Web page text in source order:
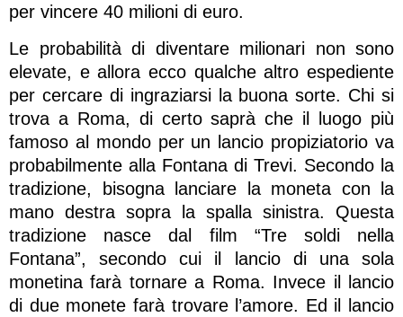
per vincere 40 milioni di euro.
Le probabilità di diventare milionari non sono
elevate, e allora ecco qualche altro espediente
per cercare di ingraziarsi la buona sorte. Chi si
trova a Roma, di certo saprà che il luogo più
famoso al mondo per un lancio propiziatorio va
probabilmente alla Fontana di Trevi. Secondo la
tradizione, bisogna lanciare la moneta con la
mano destra sopra la spalla sinistra. Questa
tradizione nasce dal film “Tre soldi nella
Fontana”, secondo cui il lancio di una sola
monetina farà tornare a Roma. Invece il lancio
di due monete farà trovare l’amore. Ed il lancio